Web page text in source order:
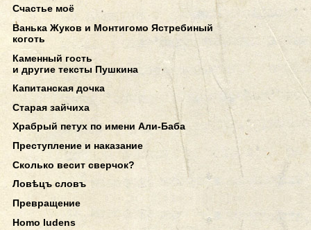
Счастье моё
Ванька Жуков и Монтигомо Ястребиный
коготь
Каменный гость
и другие тексты Пушкина
Капитанская дочка
Старая зайчиха
Храбрый петух по имени Али-Баба
Преступление и наказание
Сколько весит сверчок?
Ловѣцъ словъ
Превращение
Homo ludens